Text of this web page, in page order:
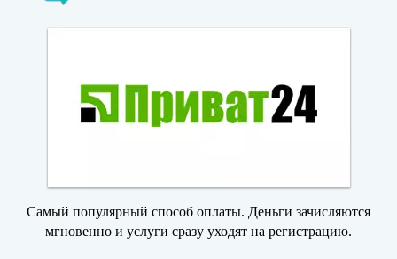
Самый популярный способ оплаты. Деньги зачисляются
мгновенно и услуги сразу уходят на регистрацию.